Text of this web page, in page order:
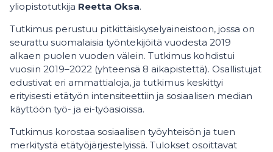
yliopistotutkija Reetta Oksa.
Tutkimus perustuu pitkittäiskyselyaineistoon, jossa on
seurattu suomalaisia työntekijöitä vuodesta 2019
alkaen puolen vuoden välein. Tutkimus kohdistui
vuosiin 2019–2022 (yhteensä 8 aikapistettä). Osallistujat
edustivat eri ammattialoja, ja tutkimus keskittyi
erityisesti etätyön intensiteettiin ja sosiaalisen median
käyttöön työ- ja ei-työasioissa.
Tutkimus korostaa sosiaalisen työyhteisön ja tuen
merkitystä etätyöjärjestelyissä. Tulokset osoittavat